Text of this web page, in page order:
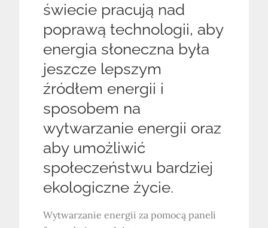
świecie pracują nad
poprawą technologii, aby
energia słoneczna była
jeszcze lepszym
źródłem energii i
sposobem na
wytwarzanie energii oraz
aby umożliwić
społeczeństwu bardziej
ekologiczne życie.
Wytwarzanie energii za pomocą paneli